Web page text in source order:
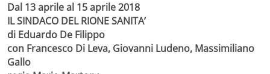
Dal 13 aprile al 15 aprile 2018
IL SINDACO DEL RIONE SANITA’
di Eduardo De Filippo
con Francesco Di Leva, Giovanni Ludeno, Massimiliano
Gallo